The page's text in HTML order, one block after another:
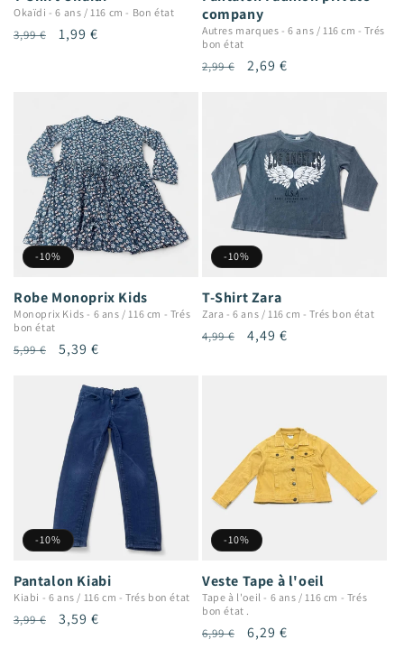
Okaïdi -6 ans / 116 cm - Bon état
Prix
3,99 €
Prix
1,99 €
company
Autres marques -6 ans / 116 cm -Trés
bon état
Prix
2,99 €
Prix
2,69 €
-10%
Robe Monoprix Kids
Monoprix Kids - 6 ans / 116 cm - Trés
bon état
Prix
5,99 €
Prix
5,39 €
-10%
T-Shirt Zara
Zara -6 ans / 116 cm -Trés bon état
Prix
4,99 €
Prix
4,49 €
-10%
Pantalon Kiabi
Kiabi - 6 ans / 116 cm -Trés bon état
Prix
3,99 €
Prix
3,59 €
-10%
Veste Tape à l'oeil
Tape à l'oeil - 6 ans / 116 cm - Trés
bon état .
Prix
6,99 €
Prix
6,29 €